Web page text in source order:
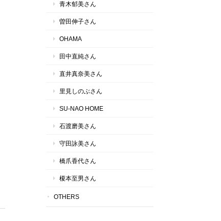
青木郁美さん
曽田伸子さん
OHAMA
田中直純さん
直井真奈美さん
里見しのぶさん
SU-NAO HOME
石渡磨美さん
守田詠美さん
橋爪香代さん
榎本至男さん
OTHERS